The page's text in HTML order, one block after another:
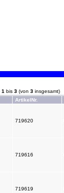
1 bis 3 (von 3 insgesamt)
ArtikelNr.
719620
719616
719619